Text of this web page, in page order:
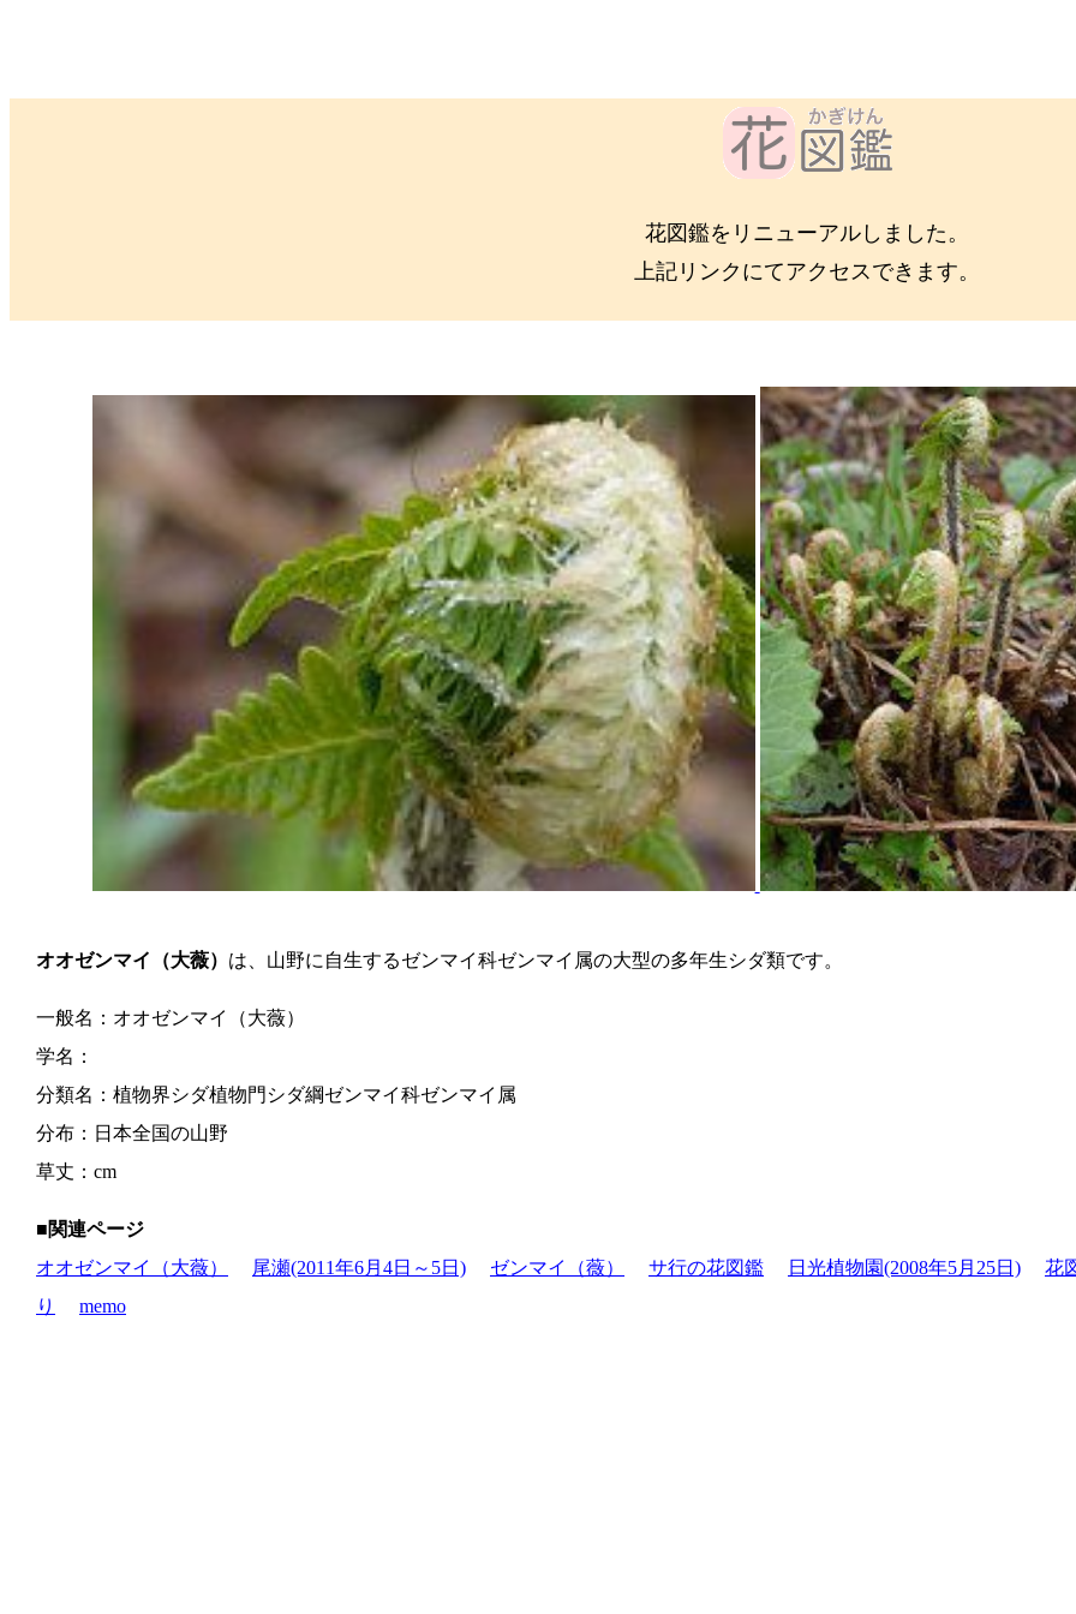
花図鑑をリニューアルしました。
上記リンクにてアクセスできます。
オオゼンマイ（大薇） は、山野に自生するゼンマイ科ゼンマイ属の大型の多年生シダ類です。
一般名：オオゼンマイ（大薇）
学名：
分類名：植物界シダ植物門シダ綱ゼンマイ科ゼンマイ属
分布：日本全国の山野
草丈：cm
■関連ページ
オオゼンマイ（大薇）
尾瀬(2011年6月4日～5日) ゼンマイ（薇） サ行の花図鑑 日光植物園(2008年5月25日)
花
り
memo